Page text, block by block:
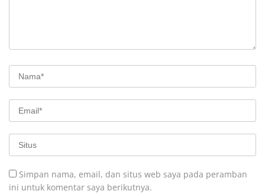
Simpan nama, email, dan situs web saya pada peramban
ini untuk komentar saya berikutnya.